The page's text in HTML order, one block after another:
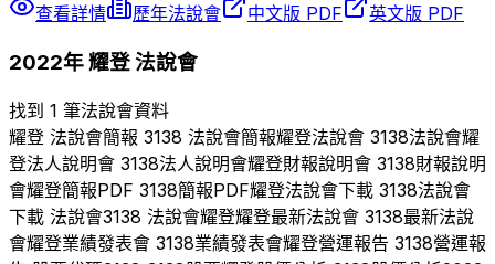
查看詳情
歷年法說會 中文版 PDF 英文版 PDF
2022年耀登法說會
找到 1 筆法說會資料
耀登 法說會簡報 3138 法說會簡報耀登法說會 3138法說會耀
登法人說明會 3138法人說明會耀登財報說明會 3138財報說明
會耀登簡報PDF 3138簡報PDF耀登法說會下載 3138法說會
下載 法說會3138 法說會耀登耀登最新法說會 3138最新法說
會耀登業績發表會 3138業績發表會耀登營運報告 3138營運報